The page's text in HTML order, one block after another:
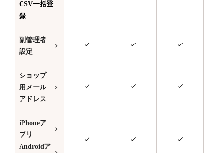
CSV一括登
録
副管理者
設定
ショップ
用メール
アドレス
iPhoneア
プリ
Androidア